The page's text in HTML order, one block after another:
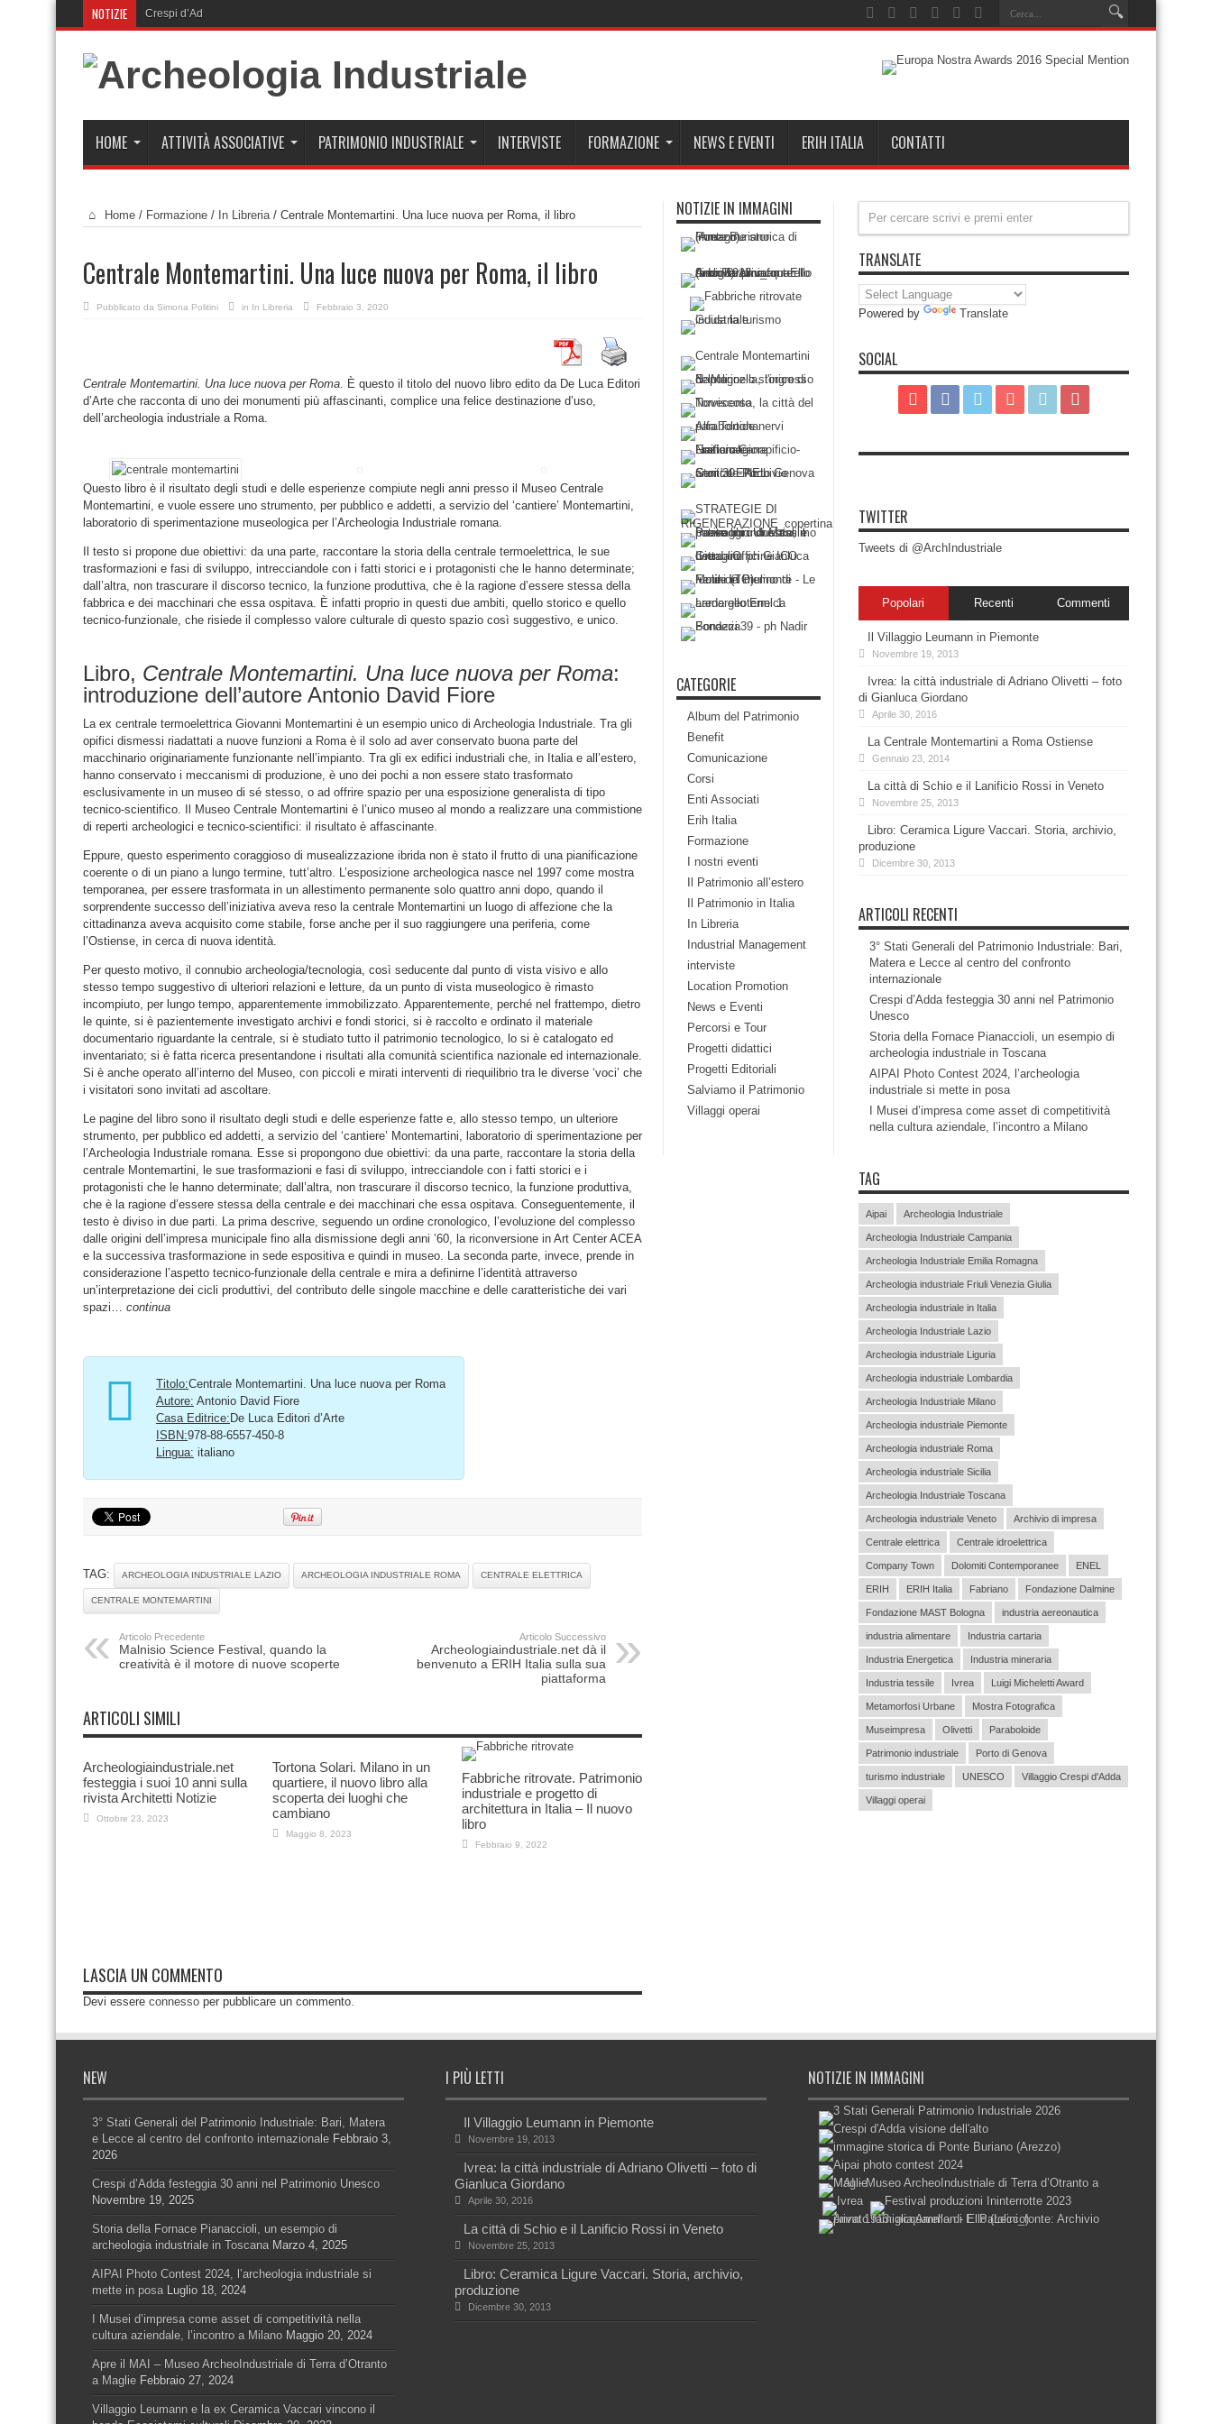
NOTIZIE Crespi d’Adda festeggia 30 anni
HOME ATTIVITÀ ASSOCIATIVE PATRIMONIO INDUSTRIALE INTERVISTE FORMAZIONE NEWS E EVENTI ERIH ITALIA CONTATTI
Home / Formazione / In Libreria / Centrale Montemartini. Una luce nuova per Roma, il libro
Centrale Montemartini. Una luce nuova per Roma, il libro
Pubblicato da Simona Politini in In Libreria Febbraio 3, 2020
Centrale Montemartini. Una luce nuova per Roma. È questo il titolo del nuovo libro edito da De Luca Editori
d’Arte che racconta di uno dei monumenti più affascinanti, complice una felice destinazione d’uso,
dell’archeologia industriale a Roma.
Questo libro è il risultato degli studi e delle esperienze compiute negli anni presso il Museo Centrale
Montemartini, e vuole essere uno strumento, per pubblico e addetti, a servizio del ‘cantiere’ Montemartini,
laboratorio di sperimentazione museologica per l’Archeologia Industriale romana.
Il testo si propone due obiettivi: da una parte, raccontare la storia della centrale termoelettrica, le sue
trasformazioni e fasi di sviluppo, intrecciandole con i fatti storici e i protagonisti che le hanno determinate;
dall’altra, non trascurare il discorso tecnico, la funzione produttiva, che è la ragione d’essere stessa della
fabbrica e dei macchinari che essa ospitava. È infatti proprio in questi due ambiti, quello storico e quello
tecnico-funzionale, che risiede il complesso valore culturale di questo spazio così suggestivo, e unico.
Libro, Centrale Montemartini. Una luce nuova per Roma:
introduzione dell’autore Antonio David Fiore
La ex centrale termoelettrica Giovanni Montemartini è un esempio unico di Archeologia Industriale. Tra gli
opifici dismessi riadattati a nuove funzioni a Roma è il solo ad aver conservato buona parte del
macchinario originariamente funzionante nell’impianto. Tra gli ex edifici industriali che, in Italia e all’estero,
hanno conservato i meccanismi di produzione, è uno dei pochi a non essere stato trasformato
esclusivamente in un museo di sé stesso, o ad offrire spazio per una esposizione generalista di tipo
tecnico-scientifico. Il Museo Centrale Montemartini è l’unico museo al mondo a realizzare una commistione
di reperti archeologici e tecnico-scientifici: il risultato è affascinante.
Eppure, questo esperimento coraggioso di musealizzazione ibrida non è stato il frutto di una pianificazione
coerente o di un piano a lungo termine, tutt’altro. L’esposizione archeologica nasce nel 1997 come mostra
temporanea, per essere trasformata in un allestimento permanente solo quattro anni dopo, quando il
sorprendente successo dell’iniziativa aveva reso la centrale Montemartini un luogo di affezione che la
cittadinanza aveva acquisito come stabile, forse anche per il suo raggiungere una periferia, come
l’Ostiense, in cerca di nuova identità.
Per questo motivo, il connubio archeologia/tecnologia, così seducente dal punto di vista visivo e allo
stesso tempo suggestivo di ulteriori relazioni e letture, da un punto di vista museologico è rimasto
incompiuto, per lungo tempo, apparentemente immobilizzato. Apparentemente, perché nel frattempo, dietro
le quinte, si è pazientemente investigato archivi e fondi storici, si è raccolto e ordinato il materiale
documentario riguardante la centrale, si è studiato tutto il patrimonio tecnologico, lo si è catalogato ed
inventariato; si è fatta ricerca presentandone i risultati alla comunità scientifica nazionale ed internazionale.
Si è anche operato all’interno del Museo, con piccoli e mirati interventi di riequilibrio tra le diverse ‘voci’ che
i visitatori sono invitati ad ascoltare.
Le pagine del libro sono il risultato degli studi e delle esperienze fatte e, allo stesso tempo, un ulteriore
strumento, per pubblico ed addetti, a servizio del ‘cantiere’ Montemartini, laboratorio di sperimentazione per
l’Archeologia Industriale romana. Esse si propongono due obiettivi: da una parte, raccontare la storia della
centrale Montemartini, le sue trasformazioni e fasi di sviluppo, intrecciandole con i fatti storici e i
protagonisti che le hanno determinate; dall’altra, non trascurare il discorso tecnico, la funzione produttiva,
che è la ragione d’essere stessa della centrale e dei macchinari che essa ospitava. Conseguentemente, il
testo è diviso in due parti. La prima descrive, seguendo un ordine cronologico, l’evoluzione del complesso
dalle origini dell’impresa municipale fino alla dismissione degli anni ’60, la riconversione in Art Center ACEA
e la successiva trasformazione in sede espositiva e quindi in museo. La seconda parte, invece, prende in
considerazione l’aspetto tecnico-funzionale della centrale e mira a definirne l’identità attraverso
un’interpretazione dei cicli produttivi, del contributo delle singole macchine e delle caratteristiche dei vari
spazi… continua
Titolo:Centrale Montemartini. Una luce nuova per Roma
Autore: Antonio David Fiore
Casa Editrice: De Luca Editori d’Arte
ISBN:978-88-6557-450-8
Lingua: italiano
TAG: ARCHEOLOGIA INDUSTRIALE LAZIO ARCHEOLOGIA INDUSTRIALE ROMA CENTRALE ELETTRICA
CENTRALE MONTEMARTINI
Articolo Precedente
Malnisio Science Festival, quando la
creatività è il motore di nuove scoperte
Articolo Successivo
Archeologiaindustriale.net dà il
benvenuto a ERIH Italia sulla sua
piattaforma
ARTICOLI SIMILI
Archeologiaindustriale.net
festeggia i suoi 10 anni sulla
rivista Architetti Notizie
Ottobre 23, 2023
Tortona Solari. Milano in un
quartiere, il nuovo libro alla
scoperta dei luoghi che
cambiano
Maggio 8, 2023
Fabbriche ritrovate. Patrimonio
industriale e progetto di
architettura in Italia – Il nuovo
libro
Febbraio 9, 2022
LASCIA UN COMMENTO
Devi essere connesso per pubblicare un commento.
NOTIZIE IN IMMAGINI
CATEGORIE
Album del Patrimonio
Benefit
Comunicazione
Corsi
Enti Associati
Erih Italia
Formazione
I nostri eventi
Il Patrimonio all’estero
Il Patrimonio in Italia
In Libreria
Industrial Management
interviste
Location Promotion
News e Eventi
Percorsi e Tour
Progetti didattici
Progetti Editoriali
Salviamo il Patrimonio
Villaggi operai
TRANSLATE
Powered by Translate
SOCIAL
TWITTER
Tweets di @ArchIndustriale
Popolari Recenti Commenti
Il Villaggio Leumann in Piemonte
Novembre 19, 2013
Ivrea: la città industriale di Adriano Olivetti – foto
di Gianluca Giordano
Aprile 30, 2016
La Centrale Montemartini a Roma Ostiense
Gennaio 23, 2014
La città di Schio e il Lanificio Rossi in Veneto
Novembre 25, 2013
Libro: Ceramica Ligure Vaccari. Storia, archivio,
produzione
Dicembre 30, 2013
ARTICOLI RECENTI
3° Stati Generali del Patrimonio Industriale: Bari,
Matera e Lecce al centro del confronto
internazionale
Crespi d’Adda festeggia 30 anni nel Patrimonio
Unesco
Storia della Fornace Pianaccioli, un esempio di
archeologia industriale in Toscana
AIPAI Photo Contest 2024, l’archeologia
industriale si mette in posa
I Musei d’impresa come asset di competitività
nella cultura aziendale, l’incontro a Milano
TAG
Aipai Archeologia Industriale
Archeologia Industriale Campania
Archeologia Industriale Emilia Romagna
Archeologia industriale Friuli Venezia Giulia
Archeologia industriale in Italia
Archeologia Industriale Lazio
Archeologia industriale Liguria
Archeologia industriale Lombardia
Archeologia Industriale Milano
Archeologia industriale Piemonte
Archeologia industriale Roma
Archeologia industriale Sicilia
Archeologia Industriale Toscana
Archeologia industriale Veneto Archivio di impresa
Centrale elettrica Centrale idroelettrica
Company Town Dolomiti Contemporanee ENEL
ERIH ERIH Italia Fabriano Fondazione Dalmine
Fondazione MAST Bologna industria aereonautica
industria alimentare Industria cartaria
Industria Energetica Industria mineraria
Industria tessile Ivrea Luigi Micheletti Award
Metamorfosi Urbane Mostra Fotografica
Museimpresa Olivetti Paraboloide
Patrimonio industriale Porto di Genova
turismo industriale UNESCO Villaggio Crespi d'Adda
Villaggi operai
NEW
3° Stati Generali del Patrimonio Industriale: Bari, Matera
e Lecce al centro del confronto internazionale Febbraio 3,
2026
Crespi d’Adda festeggia 30 anni nel Patrimonio Unesco
Novembre 19, 2025
Storia della Fornace Pianaccioli, un esempio di
archeologia industriale in Toscana Marzo 4, 2025
AIPAI Photo Contest 2024, l’archeologia industriale si
mette in posa Luglio 18, 2024
I Musei d’impresa come asset di competitività nella
cultura aziendale, l’incontro a Milano Maggio 20, 2024
Apre il MAI – Museo ArcheoIndustriale di Terra d’Otranto
a Maglie Febbraio 27, 2024
Villaggio Leumann e la ex Ceramica Vaccari vincono il
I PIÙ LETTI
Il Villaggio Leumann in Piemonte
Novembre 19, 2013
Ivrea: la città industriale di Adriano Olivetti – foto di
Gianluca Giordano
Aprile 30, 2016
La città di Schio e il Lanificio Rossi in Veneto
Novembre 25, 2013
Libro: Ceramica Ligure Vaccari. Storia, archivio,
produzione
Dicembre 30, 2013
NOTIZIE IN IMMAGINI